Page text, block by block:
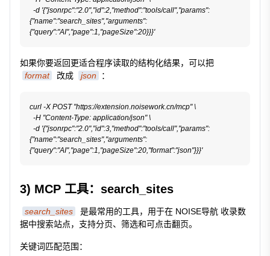
{"name":"search_sites","arguments":
如果你要返回更适合程序读取的结构化结果，可以把
format
改成 json ：
curl -X POST "https://extension.noisework.cn/mcp" \
{"name":"search_sites","arguments":
3) MCP 工具：search_sites
search_sites
是最常用的工具，用于在 NOISE导航 收录数
据中搜索站点，支持分页、筛选和可点击翻页。
关键词匹配范围：